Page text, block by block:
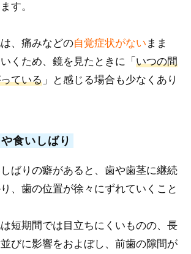
す。
、痛みなどの自覚症状がない まま
くため、鏡を見たときに「 いつの間
ている」と感じる場合も少なくあり
食いしばり
ばりの癖があると、歯や歯茎に継続
、歯の位置が徐々にずれていくこと
短期間では目立ちにくいものの、長
びに影響をおよぼし、前歯の隙間が